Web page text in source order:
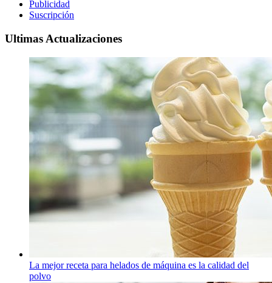
Publicidad
Suscripción
Ultimas Actualizaciones
La mejor receta para helados de máquina es la calidad del
polvo